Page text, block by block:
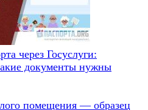
через Госуслуги:
документы нужны
помещения — образец